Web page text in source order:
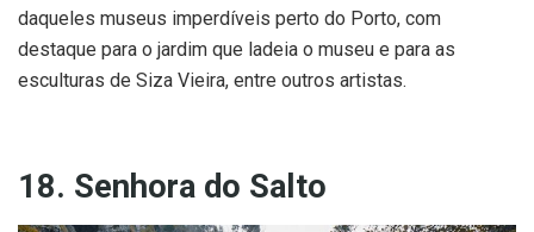
daqueles museus imperdíveis perto do Porto, com
destaque para o jardim que ladeia o museu e para as
esculturas de Siza Vieira, entre outros artistas.
18. Senhora do Salto